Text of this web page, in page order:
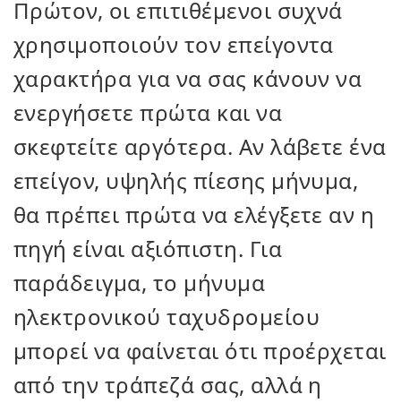
Πρώτον, οι επιτιθέμενοι συχνά
χρησιμοποιούν τον επείγοντα
χαρακτήρα για να σας κάνουν να
ενεργήσετε πρώτα και να
σκεφτείτε αργότερα. Αν λάβετε ένα
επείγον, υψηλής πίεσης μήνυμα,
θα πρέπει πρώτα να ελέγξετε αν η
πηγή είναι αξιόπιστη. Για
παράδειγμα, το μήνυμα
ηλεκτρονικού ταχυδρομείου
μπορεί να φαίνεται ότι προέρχεται
από την τράπεζά σας, αλλά η